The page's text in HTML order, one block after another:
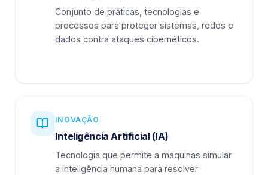
Conjunto de práticas, tecnologias e
processos para proteger sistemas, redes e
dados contra ataques cibernéticos.
INOVAÇÃO
Inteligência Artificial (IA)
Tecnologia que permite a máquinas simular
a inteligência humana para resolver